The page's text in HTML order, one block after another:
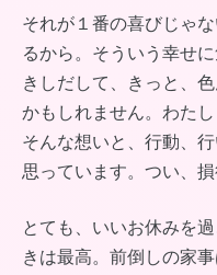
それが１番の喜びじゃ
るから。そういう幸せ
きしだして、きっと、
かもしれません。わた
そんな想いと、行動、
思っています。つい、
とても、いいお休みを
きは最高。前倒しの家